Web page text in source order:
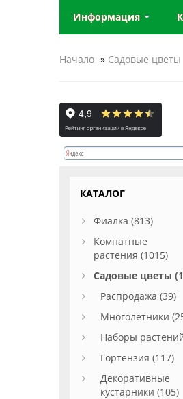
Информация
Начало » Садовые цветы
КАТАЛОГ
Фиалка (813)
Комнатные
растения (1015)
Садовые цветы
Распродажа (39)
Многолетники
Наборы
Гортензия (117)
Декоративные
кустарники (105)